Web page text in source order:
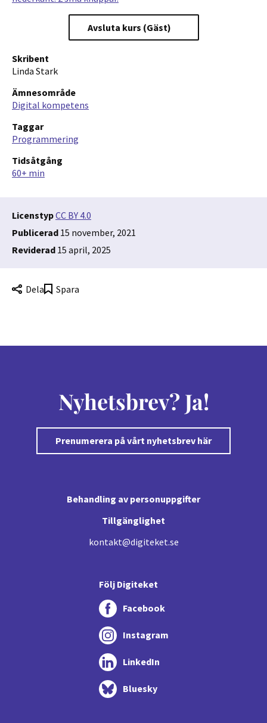
Skribent
Linda Stark
Ämnesområde
Digital kompetens
Taggar
Programmering
Tidsåtgång
60+ min
LicenstypCC BY 4.0
Publicerad 15 november, 2021
Reviderad 15 april, 2025
Dela Spara
Avsluta kurs (Gäst)
Behandling av personuppgifter
Tillgänglighet
kontakt@digiteket.se
Nyhetsbrev? Ja!
Prenumerera på vårt nyhetsbrev här
Följ Digiteket
Facebook
Instagram
LinkedIn
Bluesky